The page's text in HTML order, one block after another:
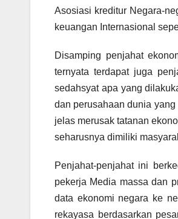
Asosiasi kreditur Negara-
keuangan Internasional
Disamping penjahat
ternyata terdapat juga
sedahsyat apa yang
dan perusahaan dunia
jelas merusak tatanan
seharusnya dimiliki
Penjahat-penjahat ini
pekerja Media massa dan
data ekonomi negara ke
rekayasa berdasarkan